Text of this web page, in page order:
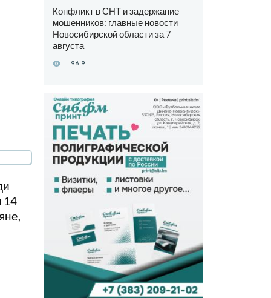
14
Конфликт в СНТ и задержание
мошенников: главные новости
Новосибирской области за 7
августа
969